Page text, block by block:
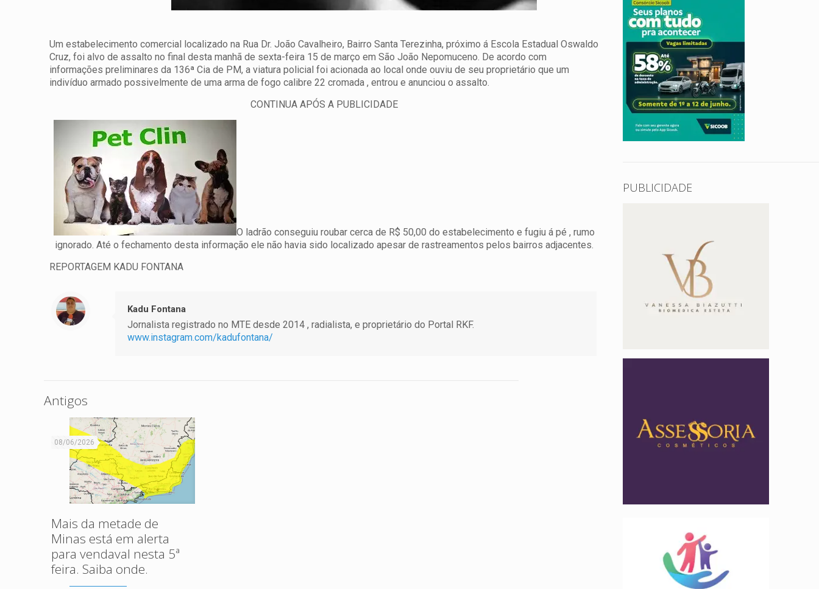
Um estabelecimento comercial localizado na Rua Dr. João Cavalheiro, Bairro Santa Terezinha, próximo á Escola Estadual Oswaldo
Cruz, foi alvo de assalto no final desta manhã de sexta-feira 15 de março em São João Nepomuceno. De acordo com
informações preliminares da 136ª Cia de PM, a viatura policial foi acionada ao local onde ouviu de seu proprietário que um
indivíduo armado possivelmente de uma arma de fogo calibre 22 cromada , entrou e anunciou o assalto.
CONTINUA APÓS A PUBLICIDADE
O ladrão conseguiu roubar cerca de R$ 50,00 do estabelecimento e fugiu á pé , rumo
ignorado. Até o fechamento desta informação ele não havia sido localizado apesar de rastreamentos pelos bairros adjacentes.
REPORTAGEM KADU FONTANA
Kadu Fontana
Jornalista registrado no MTE desde 2014 , radialista, e proprietário do Portal RKF.
www.instagram.com/kadufontana/
Antigos
08/06/2026
Mais da metade de
Minas está em alerta
para vendaval nesta 5ª
feira. Saiba onde.
PUBLICIDADE